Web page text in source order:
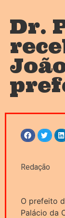
Dr.
Redação
O prefeito
Palácio da